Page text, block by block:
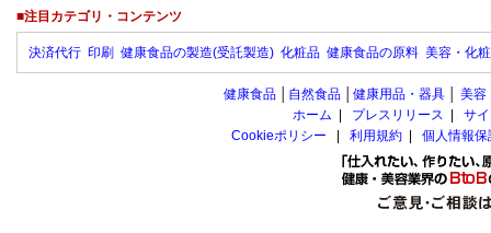
■注目カテゴリ・コンテンツ
決済代行 印刷 健康食品の製造(受託製造) 化粧品 健康食品の原料 美容・化
健康食品 自然食品 健康用品・器具 美容
ホーム
プレスリリース
サ
Cookieポリシー
利用規約 個人情報